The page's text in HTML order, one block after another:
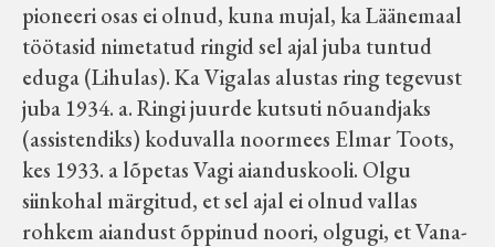
pioneeri osas ei olnud, kuna mujal, ka Läänemaal
töötasid nimetatud ringid sel ajal juba tuntud
eduga (Lihulas). Ka Vigalas alustas ring tegevust
juba 1934. a. Ringi juurde kutsuti nõuandjaks
(assistendiks) koduvalla noormees Elmar Toots,
kes 1933. a lõpetas Vagi aianduskooli. Olgu
siinkohal märgitud, et sel ajal ei olnud vallas
rohkem aiandust õppinud noori, olgugi, et Vana-